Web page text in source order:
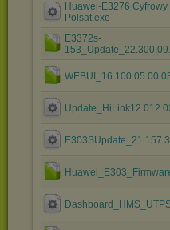
Huawei-E3276 Cyfrowy
Polsat.exe
E3372s-